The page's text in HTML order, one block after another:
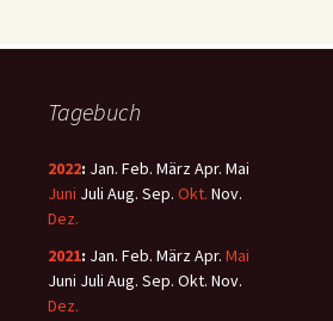
Tagebuch
2022: Jan. Feb. MärzApr. Mai
Juni Juli Aug. Sep. Okt. Nov.
Dez.
2021: Jan. Feb. MärzApr. Mai
Juni Juli Aug. Sep. Okt. Nov.
Dez.